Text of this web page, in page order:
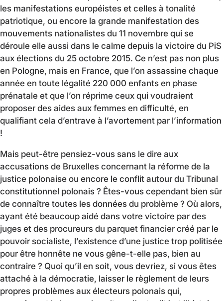
les manifestations européistes et celles à tonalité
patriotique, ou encore la grande manifestation des
mouvements nationalistes du 11 novembre qui se
déroule elle aussi dans le calme depuis la victoire du PiS
aux élections du 25 octobre 2015. Ce n’est pas non plus
en Pologne, mais en France, que l’on assassine chaque
année en toute légalité 220 000 enfants en phase
prénatale et que l’on réprime ceux qui voudraient
proposer des aides aux femmes en difficulté, en
qualifiant cela d’entrave à l’avortement par l’information
!
Mais peut-être pensiez-vous sans le dire aux
accusations de Bruxelles concernant la réforme de la
justice polonaise ou encore le conflit autour du Tribunal
constitutionnel polonais ? Êtes-vous cependant bien sûr
de connaître toutes les données du problème ? Où alors,
ayant été beaucoup aidé dans votre victoire par des
juges et des procureurs du parquet financier créé par le
pouvoir socialiste, l’existence d’une justice trop politisée
pour être honnête ne vous gêne-t-elle pas, bien au
contraire ? Quoi qu’il en soit, vous devriez, si vous êtes
attaché à la démocratie, laisser le règlement de leurs
propres problèmes aux électeurs polonais qui,